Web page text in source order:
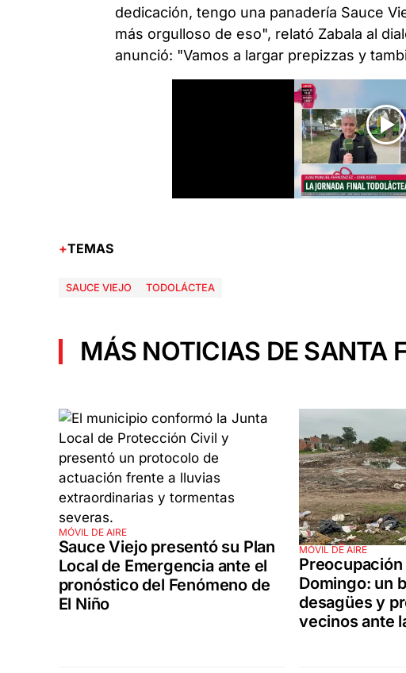
dedicación, tengo una panadería Sauce
más orgulloso de eso", relató Zabala al
anunció: "Vamos a largar prepizzas y
TEMAS
SAUCE VIEJO TODOLÁCTEA
MÁS NOTICIAS DE SANTA
MÓVIL DE AIRE
Sauce Viejo presentó su Plan
Local de Emergencia ante el
pronóstico del Fenómeno de
El Niño
MÓVIL DE AIRE
Domingo: un
desagües y
vecinos ante